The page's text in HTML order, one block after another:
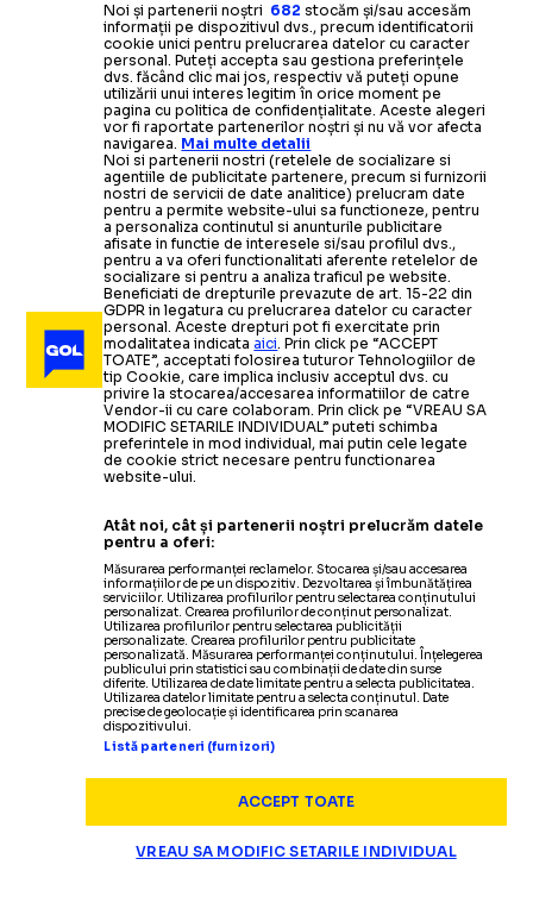
Noi și partenerii noștri 682 stocăm și/sau accesăm
informații pe dispozitivul dvs., precum identificatorii
cookie unici pentru prelucrarea datelor cu caracter
personal. Puteți accepta sau gestiona preferințele
dvs. făcând clic mai jos, respectiv vă puteți opune
utilizării unui interes legitim în orice moment pe
pagina cu politica de confidențialitate. Aceste alegeri
vor fi raportate partenerilor noștri și nu vă vor afecta
navigarea. Mai multe detalii
Noi si partenerii nostri (retelele de socializare si
agentiile de publicitate partenere, precum si furnizorii
nostri de servicii de date analitice) prelucram date
pentru a permite website-ului sa functioneze, pentru
a personaliza continutul si anunturile publicitare
afisate in functie de interesele si/sau profilul dvs.,
pentru a va oferi functionalitati aferente retelelor de
socializare si pentru a analiza traficul pe website.
Beneficiati de drepturile prevazute de art. 15-22 din
GDPR in legatura cu prelucrarea datelor cu caracter
personal. Aceste drepturi pot fi exercitate prin
modalitatea indicataaici. Prin click pe “ACCEPT
TOATE”, acceptati folosirea tuturor Tehnologiilor de
tip Cookie, care implica inclusiv acceptul dvs. cu
privire la stocarea/accesarea informatiilor de catre
Vendor-ii cu care colaboram. Prin click pe “VREAU SA
MODIFIC SETARILE INDIVIDUAL” puteti schimba
preferintele in mod individual, mai putin cele legate
de cookie strict necesare pentru functionarea
website-ului.
Atât noi, cât și partenerii noștri prelucrăm datele
pentru a oferi:
Măsurarea performanței reclamelor. Stocarea și/sau accesarea
informațiilor de pe un dispozitiv. Dezvoltarea și îmbunătățirea
serviciilor. Utilizarea profilurilor pentru selectarea conținutului
personalizat. Crearea profilurilor de conținut personalizat.
Utilizarea profilurilor pentru selectarea publicității
personalizate. Crearea profilurilor pentru publicitate
personalizată. Măsurarea performanței conținutului. Înțelegerea
publicului prin statistici sau combinații de date din surse
diferite. Utilizarea de date limitate pentru a selecta publicitatea.
Utilizarea datelor limitate pentru a selecta conținutul. Date
precise de geolocație și identificarea prin scanarea
dispozitivului.
Listă parteneri (furnizori)
ACCEPT TOATE
VREAU SA MODIFIC SETARILE INDIVIDUAL